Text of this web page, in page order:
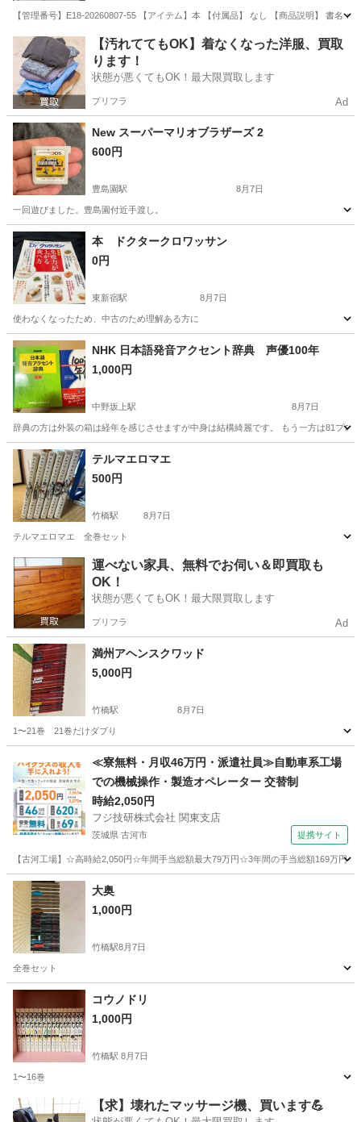
【管理番号】E18-20260807-55 【アイテム】本 【付属品】 なし 【商品説明】 書名
東京 板橋区 その他
【汚れててもOK】着なくなった洋服、買取
ります！
状態が悪くてもOK！最大限買取します
プリフラ Ad
New スーパーマリオブラザーズ 2
600円
豊島園駅 8月7日
一回遊びました。豊島園付近手渡し。
東京 練馬区 豊島園駅 本/CD/DVD
本 ドクタークロワッサン
0円
東新宿駅 8月7日
使わなくなったため、中古のため理解ある方に
東京 新宿区 東新宿駅 その他 クロワッサン
NHK 日本語発音アクセント辞典 声優100年
1,000円
中野坂上駅 8月7日
辞典の方は外装の箱は経年を感じさせますが中身は結構綺麗です。 もう一方は81プ
東京 中野区
テルマエロマエ
500円
竹橋駅 8月7日
テルマエロマエ 全巻セット
東京 千代田区 竹橋駅 マンガ、コミック、アニメ セット
運べない家具、無料でお伺い＆即買取も
OK！
状態が悪くてもOK！最大限買取します
プリフラ Ad
満州アヘンスクワッド
5,000円
竹橋駅 8月7日
1〜21巻 21巻だけダブり
竹橋駅 マンガ、コミック、アニメ
≪寮無料・月収46万円・派遣社員≫自動車系工場
での機械操作・製造オペレーター 交替制
時給2,050円
フジ技研株式会社 関東支店
茨城県 古河市 提携サイト
【古河工場】☆高時給2,050円☆年間手当総額最大79万円☆3年間の手当総額169万円
茨城 古河市 その他
大奥
1,000円
竹橋駅8月7日
全巻セット
東京 千代田区 竹橋駅
コウノドリ
1,000円
竹橋駅 8月7日
1〜16巻
東京 千代田区 竹橋駅 マンガ、コミック、アニメ
【求】壊れたマッサージ機、買います💪